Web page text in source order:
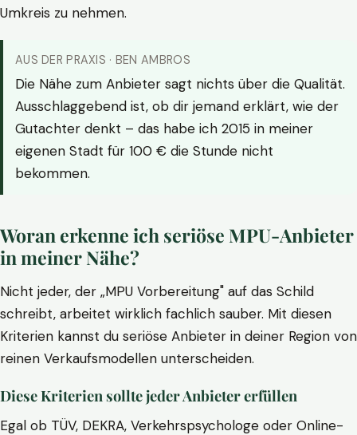
Umkreis zu nehmen.
AUS DER PRAXIS · BEN AMBROS
Die Nähe zum Anbieter sagt nichts über die Qualität.
Ausschlaggebend ist, ob dir jemand erklärt, wie der
Gutachter denkt – das habe ich 2015 in meiner
eigenen Stadt für 100 € die Stunde nicht
bekommen.
Woran erkenne ich seriöse MPU-Anbieter
in meiner Nähe?
Nicht jeder, der „MPU Vorbereitung" auf das Schild
schreibt, arbeitet wirklich fachlich sauber. Mit diesen
Kriterien kannst du seriöse Anbieter in deiner Region von
reinen Verkaufsmodellen unterscheiden.
Diese Kriterien sollte jeder Anbieter erfüllen
Egal ob TÜV, DEKRA, Verkehrspsychologe oder Online-